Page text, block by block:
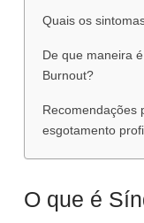
Quais os
De que maneira
Burnout?
Recomendações
esgotamento
O que é